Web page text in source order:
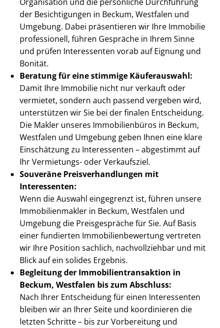
der Besichtigungen in Beckum, Westfalen und
Umgebung. Dabei präsentieren wir Ihre Immobilie
professionell, führen Gespräche in Ihrem Sinne
und prüfen Interessenten vorab auf Eignung und
Bonität.
Beratung für eine stimmige Käuferauswahl:
Damit Ihre Immobilie nicht nur verkauft oder
vermietet, sondern auch passend vergeben wird,
unterstützen wir Sie bei der finalen Entscheidung.
Die Makler unseres Immobilienbüros in Beckum,
Westfalen und Umgebung geben Ihnen eine klare
Einschätzung zu Interessenten – abgestimmt auf
Ihr Vermietungs- oder Verkaufsziel.
Souveräne Preis­ver­hand­lun­gen mit
Interessenten:
Wenn die Auswahl eingegrenzt ist, führen unsere
Im­mo­bi­li­en­mak­ler in Beckum, Westfalen und
Umgebung die Preisgespräche für Sie. Auf Basis
einer fundierten Im­mo­bi­li­en­be­wer­tung vertreten
wir Ihre Position sachlich, nachvollziehbar und mit
Blick auf ein solides Ergebnis.
Begleitung der Im­mo­bi­li­en­trans­ak­ti­on in
Beckum, Westfalen bis zum Abschluss:
Nach Ihrer Entscheidung für einen Interessenten
bleiben wir an Ihrer Seite und koordinieren die
letzten Schritte – bis zur Vorbereitung und